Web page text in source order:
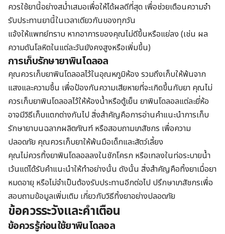
ควรใช้ยานี้อย่างสม่ำเสมอเพื่อให้ได้ผลดีที่สุด เพื่อช่วยเตือนความจำ
รับประทานยานี้ในเวลาเดียวกันของทุกวัน
แจ้งให้แพทย์ทราบ หากอาการของคุณไม่ดีขึ้นหรือแย่ลง (เช่น ผล
ความดันโลหิตในแต่ละวันยังคงสูงหรือเพิ่มขึ้น)
การเก็บรักษายาพินโดลอล
คุณควรเก็บยาพินโดลอลไว้ในอุณหภูมิห้อง รวมถึงเก็บให้พ้นจาก
แสงและความชื้น เพื่อป้องกันความเสียหายที่จะเกิดขึ้นกับยา คุณไม่
ควรเก็บยาพินโดลอลไว้ให้ห้องน้ำหรือตู้เย็น ยาพินโดลอลแต่ละยี่ห้อ
อาจมีวิธีเก็บแตกต่างกันไป สิ่งสำคัญคือการอ่านคำแนะนำการเก็บ
รักษายาบนฉลากผลิตภัณฑ์ หรือสอบถามเภสัชกร เพื่อความ
ปลอดภัย คุณควรเก็บยาให้พ้นมือเด็กและสัตว์เลี้ยง
คุณไม่ควรทิ้งยาพินโดลอลลงในชักโครก หรือเทลงในท่อระบายน้ำ
เว้นแต่ได้รับคำแนะนำให้ทำอย่างนั้น ดังนั้น สิ่งสำคัญคือทิ้งยาเมื่อยา
หมดอายุ หรือไม่จำเป็นต้องรับประทานอีกต่อไป ปรึกษาเภสัชกรเพื่อ
สอบถามข้อมูลเพิ่มเติม เกี่ยวกับวิธีทิ้งยาอย่างปลอดภัย
ข้อควรระวังและคำเตือน
ข้อควรรู้ก่อนใช้ยาพินโดลอล